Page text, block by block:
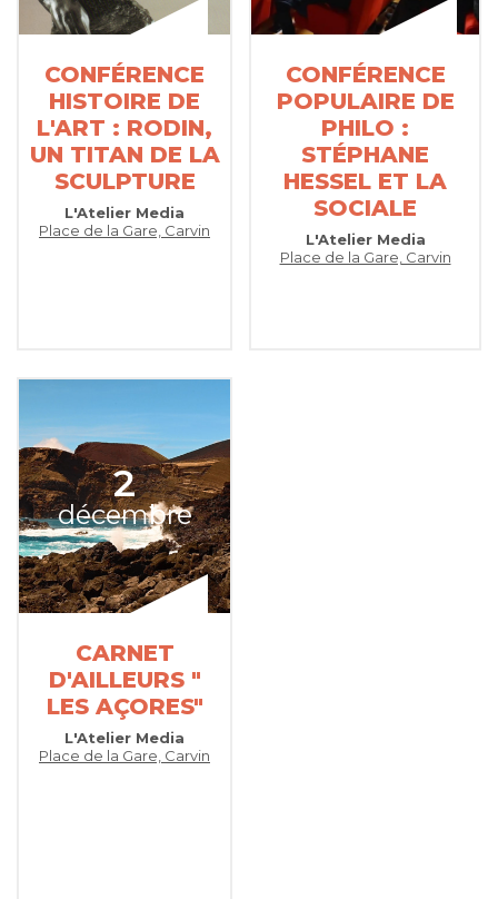
CONFÉRENCE
HISTOIRE DE
L'ART : RODIN,
UN TITAN DE LA
SCULPTURE
L'Atelier Media
Place de la Gare, Carvin
CONFÉRENCE
POPULAIRE DE
PHILO :
STÉPHANE
HESSEL ET LA
SOCIALE
L'Atelier Media
Place de la Gare, Carvin
2
décembre
CARNET
D'AILLEURS "
LES AÇORES"
L'Atelier Media
Place de la Gare, Carvin